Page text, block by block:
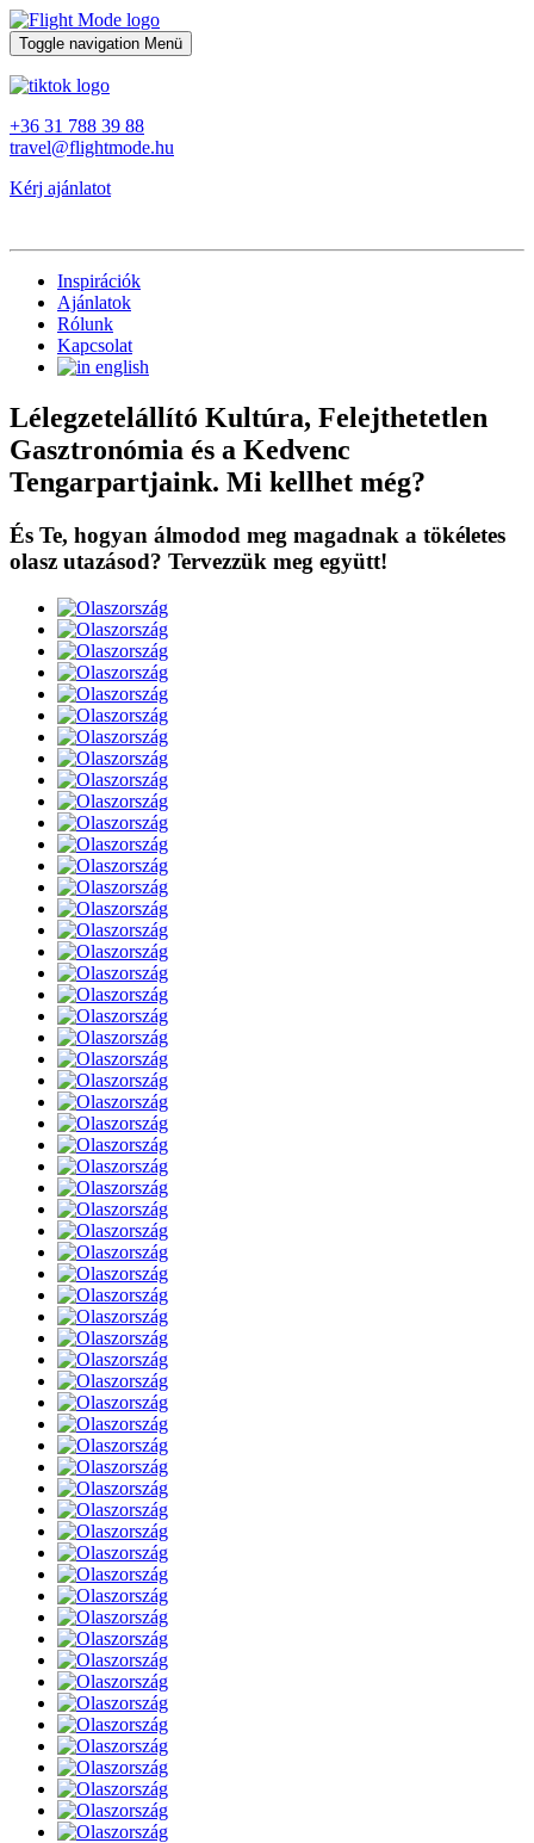
Toggle navigation Menü
+36 31 788 39 88
travel@flightmode.hu
Kérj ajánlatot
Inspirációk
Ajánlatok
Rólunk
Kapcsolat
Lélegzetelállító Kultúra, Felejthetetlen
Gasztronómia és a Kedvenc
Tengarpartjaink. Mi kellhet még?
És Te, hogyan álmodod meg magadnak a tökéletes
olasz utazásod? Tervezzük meg együtt!